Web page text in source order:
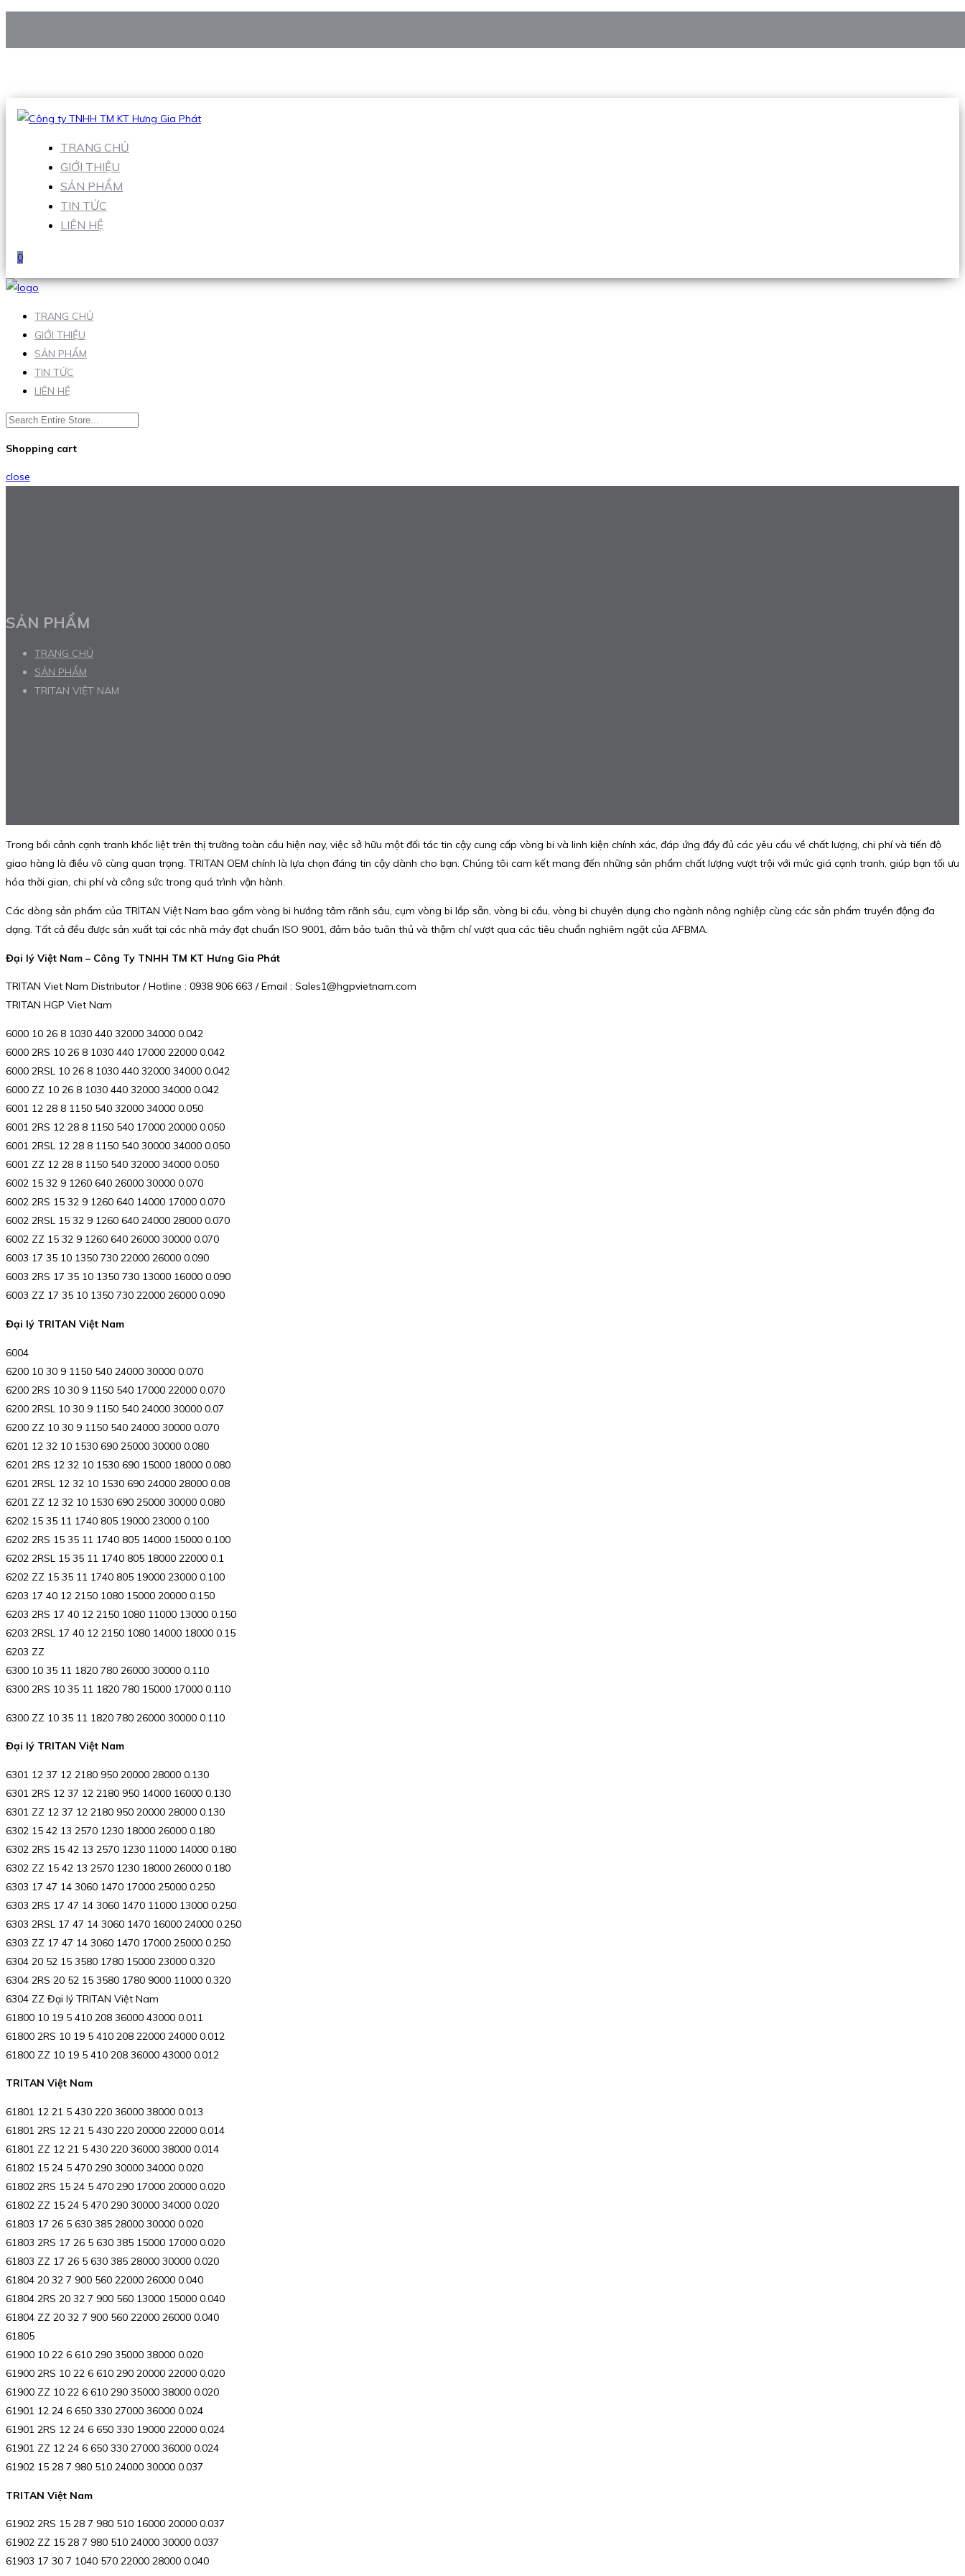
Hotline:0938 906 663
TRANG CHỦ
GIỚI THIỆU
SẢN PHẨM
TIN TỨC
LIÊN HỆ
0
TRANG CHỦ
GIỚI THIỆU
SẢN PHẨM
TIN TỨC
LIÊN HỆ
Shopping cart
close
SẢN PHẨM
TRANG CHỦ
SẢN PHẨM
TRITAN VIỆT NAM
Trong bối cảnh cạnh tranh khốc liệt trên thị trường toàn cầu hiện nay, việc sở hữu một đối tác tin cậy cung cấp vòng bi và linh kiện chính xác, đáp ứng đầy đủ các yêu cầu về chất lượng, chi phí và tiến độ
giao hàng là điều vô cùng quan trọng. TRITAN OEM chính là lựa chọn đáng tin cậy dành cho bạn. Chúng tôi cam kết mang đến những sản phẩm chất lượng vượt trội với mức giá cạnh tranh, giúp bạn tối ưu
hóa thời gian, chi phí và công sức trong quá trình vận hành.
Các dòng sản phẩm của TRITAN Việt Nam bao gồm vòng bi hướng tâm rãnh sâu, cụm vòng bi lắp sẵn, vòng bi cầu, vòng bi chuyên dụng cho ngành nông nghiệp cùng các sản phẩm truyền động đa
dạng. Tất cả đều được sản xuất tại các nhà máy đạt chuẩn ISO 9001, đảm bảo tuân thủ và thậm chí vượt qua các tiêu chuẩn nghiêm ngặt của AFBMA.
Đại lý Việt Nam – Công Ty TNHH TM KT Hưng Gia Phát
TRITAN Viet Nam Distributor / Hotline : 0938 906 663 / Email : Sales1@hgpvietnam.com
TRITAN HGP Viet Nam
6000 10 26 8 1030 440 32000 34000 0.042
6000 2RS 10 26 8 1030 440 17000 22000 0.042
6000 2RSL 10 26 8 1030 440 32000 34000 0.042
6000 ZZ 10 26 8 1030 440 32000 34000 0.042
6001 12 28 8 1150 540 32000 34000 0.050
6001 2RS 12 28 8 1150 540 17000 20000 0.050
6001 2RSL 12 28 8 1150 540 30000 34000 0.050
6001 ZZ 12 28 8 1150 540 32000 34000 0.050
6002 15 32 9 1260 640 26000 30000 0.070
6002 2RS 15 32 9 1260 640 14000 17000 0.070
6002 2RSL 15 32 9 1260 640 24000 28000 0.070
6002 ZZ 15 32 9 1260 640 26000 30000 0.070
6003 17 35 10 1350 730 22000 26000 0.090
6003 2RS 17 35 10 1350 730 13000 16000 0.090
6003 ZZ 17 35 10 1350 730 22000 26000 0.090
Đại lý TRITAN Việt Nam
6004
6200 10 30 9 1150 540 24000 30000 0.070
6200 2RS 10 30 9 1150 540 17000 22000 0.070
6200 2RSL 10 30 9 1150 540 24000 30000 0.07
6200 ZZ 10 30 9 1150 540 24000 30000 0.070
6201 12 32 10 1530 690 25000 30000 0.080
6201 2RS 12 32 10 1530 690 15000 18000 0.080
6201 2RSL 12 32 10 1530 690 24000 28000 0.08
6201 ZZ 12 32 10 1530 690 25000 30000 0.080
6202 15 35 11 1740 805 19000 23000 0.100
6202 2RS 15 35 11 1740 805 14000 15000 0.100
6202 2RSL 15 35 11 1740 805 18000 22000 0.1
6202 ZZ 15 35 11 1740 805 19000 23000 0.100
6203 17 40 12 2150 1080 15000 20000 0.150
6203 2RS 17 40 12 2150 1080 11000 13000 0.150
6203 2RSL 17 40 12 2150 1080 14000 18000 0.15
6203 ZZ
6300 10 35 11 1820 780 26000 30000 0.110
6300 2RS 10 35 11 1820 780 15000 17000 0.110
6300 ZZ 10 35 11 1820 780 26000 30000 0.110
Đại lý TRITAN Việt Nam
6301 12 37 12 2180 950 20000 28000 0.130
6301 2RS 12 37 12 2180 950 14000 16000 0.130
6301 ZZ 12 37 12 2180 950 20000 28000 0.130
6302 15 42 13 2570 1230 18000 26000 0.180
6302 2RS 15 42 13 2570 1230 11000 14000 0.180
6302 ZZ 15 42 13 2570 1230 18000 26000 0.180
6303 17 47 14 3060 1470 17000 25000 0.250
6303 2RS 17 47 14 3060 1470 11000 13000 0.250
6303 2RSL 17 47 14 3060 1470 16000 24000 0.250
6303 ZZ 17 47 14 3060 1470 17000 25000 0.250
6304 20 52 15 3580 1780 15000 23000 0.320
6304 2RS 20 52 15 3580 1780 9000 11000 0.320
6304 ZZ Đại lý TRITAN Việt Nam
61800 10 19 5 410 208 36000 43000 0.011
61800 2RS 10 19 5 410 208 22000 24000 0.012
61800 ZZ 10 19 5 410 208 36000 43000 0.012
TRITAN Việt Nam
61801 12 21 5 430 220 36000 38000 0.013
61801 2RS 12 21 5 430 220 20000 22000 0.014
61801 ZZ 12 21 5 430 220 36000 38000 0.014
61802 15 24 5 470 290 30000 34000 0.020
61802 2RS 15 24 5 470 290 17000 20000 0.020
61802 ZZ 15 24 5 470 290 30000 34000 0.020
61803 17 26 5 630 385 28000 30000 0.020
61803 2RS 17 26 5 630 385 15000 17000 0.020
61803 ZZ 17 26 5 630 385 28000 30000 0.020
61804 20 32 7 900 560 22000 26000 0.040
61804 2RS 20 32 7 900 560 13000 15000 0.040
61804 ZZ 20 32 7 900 560 22000 26000 0.040
61805
61900 10 22 6 610 290 35000 38000 0.020
61900 2RS 10 22 6 610 290 20000 22000 0.020
61900 ZZ 10 22 6 610 290 35000 38000 0.020
61901 12 24 6 650 330 27000 36000 0.024
61901 2RS 12 24 6 650 330 19000 22000 0.024
61901 ZZ 12 24 6 650 330 27000 36000 0.024
61902 15 28 7 980 510 24000 30000 0.037
TRITAN Việt Nam
61902 2RS 15 28 7 980 510 16000 20000 0.037
61902 ZZ 15 28 7 980 510 24000 30000 0.037
61903 17 30 7 1040 570 22000 28000 0.040